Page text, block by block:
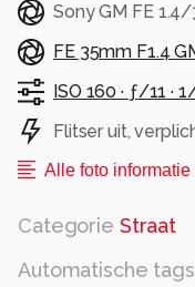
Sony GM FE 1.4/
FE 35mm F1.4
ISO 160 · ƒ/11 ·
Flitser uit,
Alle foto informatie
Categorie Straat
Automatische tags